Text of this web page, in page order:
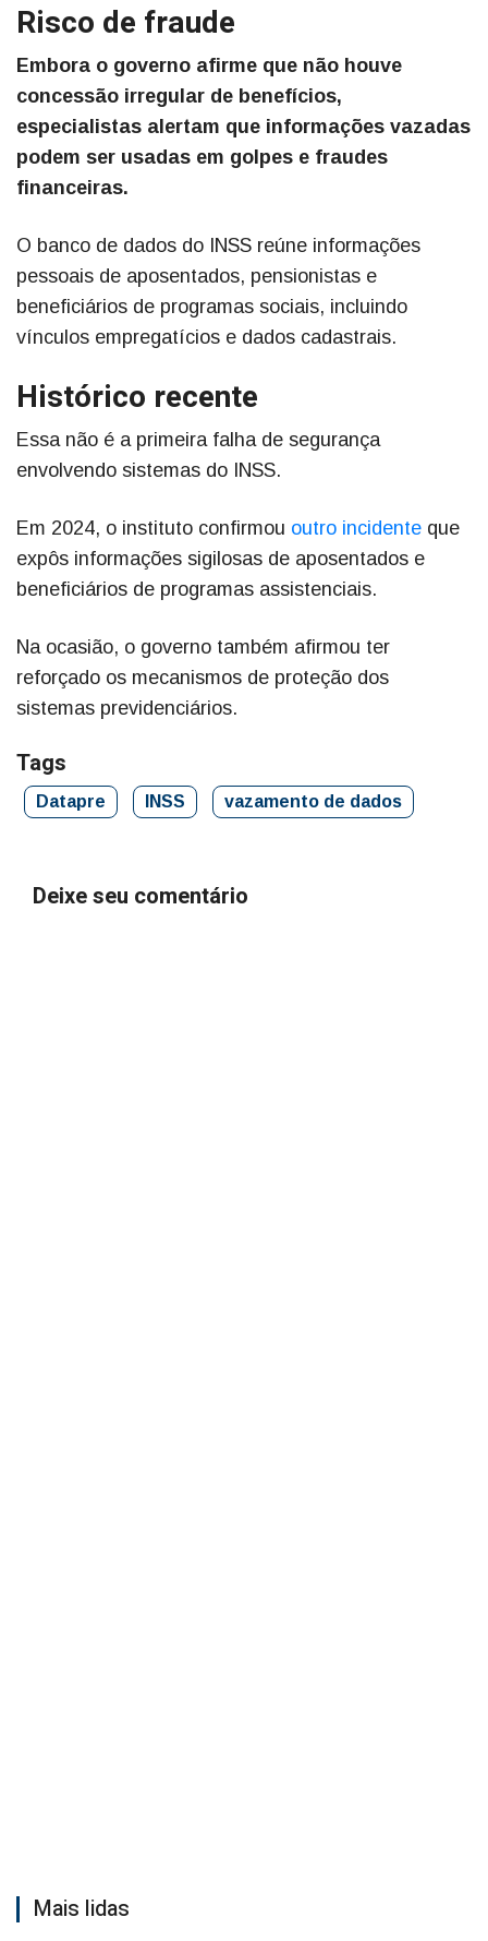
Risco de fraude
Embora o governo afirme que não houve
concessão irregular de benefícios,
especialistas alertam que informações vazadas
podem ser usadas em golpes e fraudes
financeiras.
O banco de dados do INSS reúne informações
pessoais de aposentados, pensionistas e
beneficiários de programas sociais, incluindo
vínculos empregatícios e dados cadastrais.
Histórico recente
Essa não é a primeira falha de segurança
envolvendo sistemas do INSS.
Em 2024, o instituto confirmou outro incidente que
expôs informações sigilosas de aposentados e
beneficiários de programas assistenciais.
Na ocasião, o governo também afirmou ter
reforçado os mecanismos de proteção dos
sistemas previdenciários.
Tags
Datapre INSS vazamento de dados
Deixe seu comentário
Mais lidas